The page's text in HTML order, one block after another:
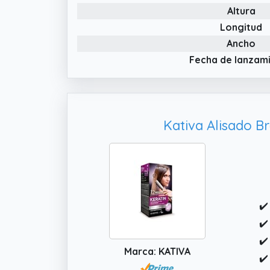
✔️
Altura
Longitud
Ancho
Fecha de
Kativa Alisado
Marca: KATIVA
✔️
✔️
✔️
✔️